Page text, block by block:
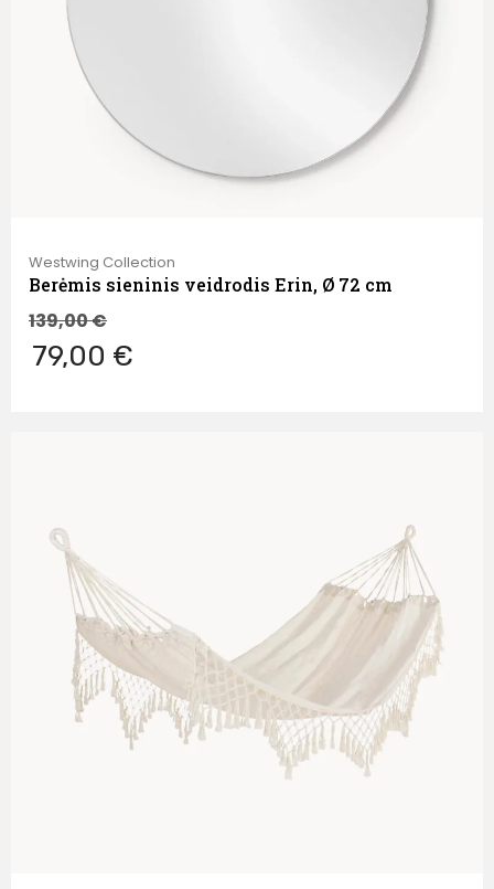
Westwing Collection
Berėmis sieninis veidrodis Erin, Ø 72 cm
139,00€
79,00 €